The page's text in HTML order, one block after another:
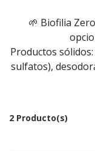
🌱 Biofilia
Productos
sulfatos),
2 Producto(s)